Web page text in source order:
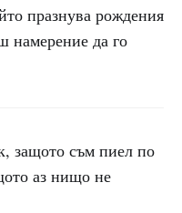
празнува рождения
намерение да го
защото съм пиел по
аз нищо не